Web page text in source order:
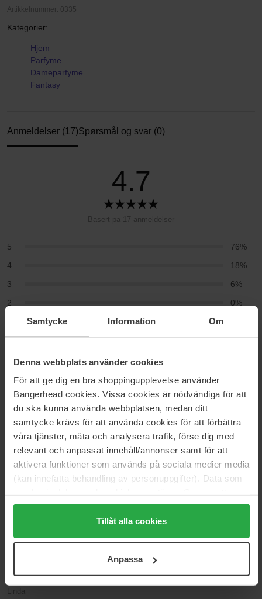
Samtycke Information Om
Denna webbplats använder cookies
För att ge dig en bra shoppingupplevelse använder
Bangerhead cookies. Vissa cookies är nödvändiga för att
du ska kunna använda webbplatsen, medan ditt
samtycke krävs för att använda cookies för att förbättra
våra tjänster, mäta och analysera trafik, förse dig med
relevant och anpassat innehåll/annonser samt för att
aktivera funktioner som används på sociala medier media
(kan innefatta behandling av personuppgifter). Data som
trycka på "Tillåt alla cookies" accepterar du alla cookies,
medan du under "Detaljer" kan anpassa användningen av
cookies. Du kan när som helst återkalla ditt samtycke.
Tillåt alla cookies
Anpassa
Artikkelnummer: 0335
Kategorier:
Hjem
Parfyme
Dameparfyme
Fantasy
Anmeldelser (17)Spørsmål og svar (0)
4.7
Basert på 17 anmeldelser
5
76%
4
18%
3
6%
2
0%
Elsker denne lukten , veldig sommerlig og frisk,
Kristine
Deilig, søt duft. En lukt til alle anledninger. Kjempefornøyd.
Anita Sletvold
2020-03-02
2018-06-01
Utrolig romantisk og søt duft! Vet den inneholder 'cupcake' og
sjokolade, lukter helt fantastisk og ikke kvalmende:)